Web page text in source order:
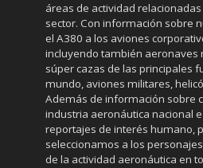
áreas de actividad
sector. Con información sobre
el A380 a los aviones
incluyendo también aeronaves
súper cazas de las principales
mundo, aviones militares,
Además de información sobre
industria aeronáutica nacional
reportajes de interés humano,
seleccionamos a los
de la actividad aeronáutica en